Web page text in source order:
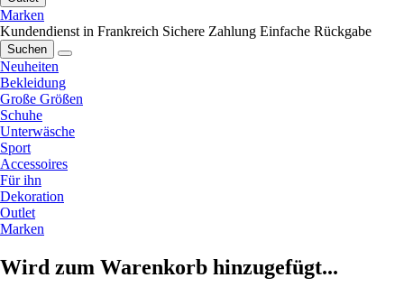
Marken
Kundendienst in Frankreich Sichere Zahlung Einfache Rückgabe
Suchen
Neuheiten
Bekleidung
Große Größen
Schuhe
Unterwäsche
Sport
Accessoires
Für ihn
Dekoration
Outlet
Marken
Wird zum Warenkorb hinzugefügt...